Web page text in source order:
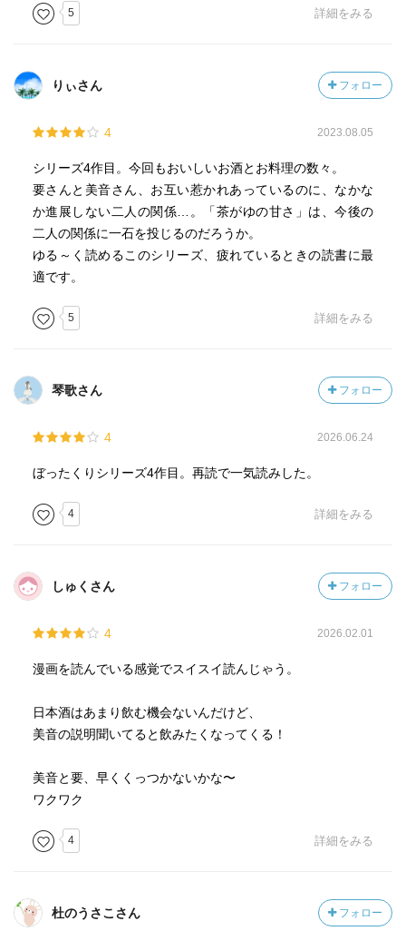
5 詳細をみる
りぃさん フォロー
4 2023.08.05
シリーズ4作目。今回もおいしいお酒とお料理の数々。
要さんと美音さん、お互い惹かれあっているのに、なかな
か進展しない二人の関係…。「茶がゆの甘さ」は、今後の
二人の関係に一石を投じるのだろうか。
ゆる～く読めるこのシリーズ、疲れているときの読書に最
適です。
5 詳細をみる
琴歌さん フォロー
4 2026.06.24
ぼったくりシリーズ4作目。再読で一気読みした。
4 詳細をみる
しゅくさん フォロー
4 2026.02.01
漫画を読んでいる感覚でスイスイ読んじゃう。
日本酒はあまり飲む機会ないんだけど、
美音の説明聞いてると飲みたくなってくる！
美音と要、早くくっつかないかな〜
ワクワク
4 詳細をみる
杜のうさこさん フォロー